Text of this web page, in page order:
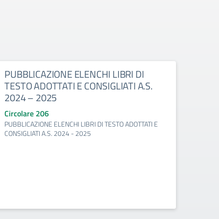
PUBBLICAZIONE ELENCHI LIBRI DI
TESTO ADOTTATI E CONSIGLIATI A.S.
2024 – 2025
Circolare 206
PUBBLICAZIONE ELENCHI LIBRI DI TESTO ADOTTATI E
CONSIGLIATI A.S. 2024 - 2025